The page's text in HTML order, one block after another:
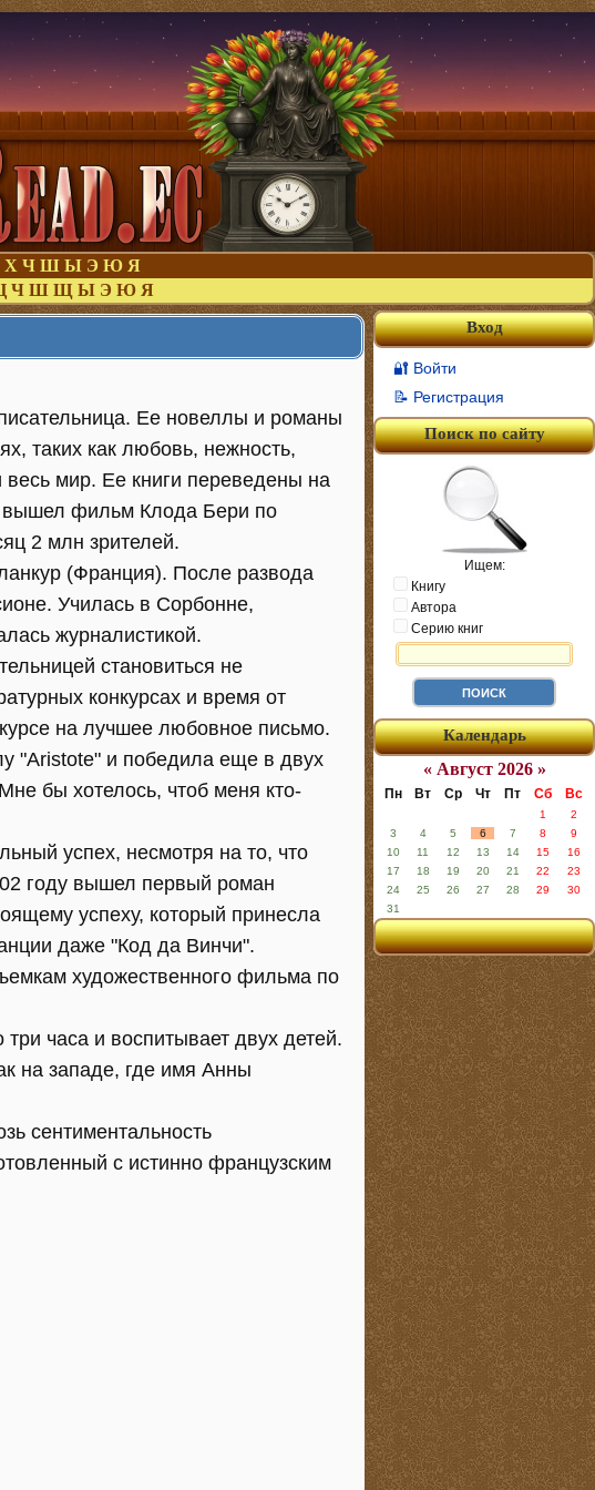
Х Ч Ш Ы Э Ю Я
Ч Ш Щ Ы Э Ю Я
Ее новеллы и романы
таких как любовь, нежность,
мир. Ее книги переведены на
вышел фильм Клода Бери по
2 млн зрителей.
(Франция). После развода
Училась в Сорбонне,
журналистикой.
становиться не
конкурсах и время от
на лучшее любовное письмо.
"Aristote" и победила еще в двух
бы хотелось, чтоб меня кто-
успех, несмотря на то, что
году вышел первый роман
успеху, который принесла
даже "Код да Винчи".
художественного фильма по
часа и воспитывает двух детей.
на западе, где имя Анны
сентиментальность
с истинно французским
Вход
🔐 Войти
📝 Регистрация
Поиск по сайту
Ищем:
Книгу
Автора
Серию книг
Календарь
« Август 2026 »
Пн Вт Ср Чт Пт Сб Вс
1
2
3
4 5 6 7 8
9
10
11 12 13 14 15
16
17
18 19 20 21 22
23
24
25 26 27 28 29
30
31